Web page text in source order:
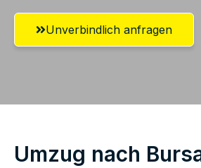
Unverbindlich anfragen
Umzug nach